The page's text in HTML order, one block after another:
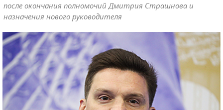
после окончания полномочий Дмитрия Страшнова и
назначения нового руководителя